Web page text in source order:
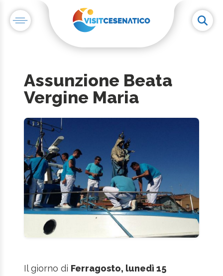
Assunzione Beata
Vergine Maria
Il giorno di Ferragosto, lunedì 15